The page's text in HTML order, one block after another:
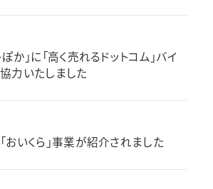
か」に「高く売れるドットコム」バイ
力いたしました
おいくら」事業が紹介されました